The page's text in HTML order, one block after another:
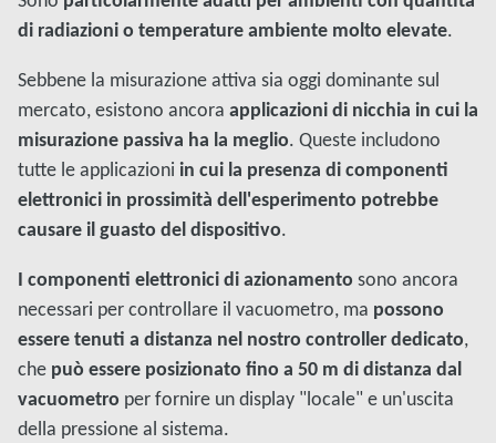
di radiazioni o temperature ambiente molto elevate.
Sebbene la misurazione attiva sia oggi dominante sul
mercato, esistono ancora applicazioni di nicchia in cui la
misurazione passiva ha la meglio. Queste includono
tutte le applicazioni in cui la presenza di componenti
elettronici in prossimità dell'esperimento potrebbe
causare il guasto del dispositivo.
I componenti elettronici di azionamento sono ancora
necessari per controllare il vacuometro, ma possono
essere tenuti a distanza nel nostro controller dedicato,
che può essere posizionato fino a 50 m di distanza dal
vacuometro per fornire un display "locale" e un'uscita
della pressione al sistema.